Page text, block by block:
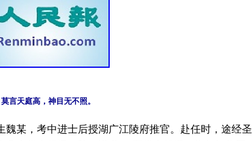
魏某，考中进士后授湖广江陵府推官。赴任时，途经圣